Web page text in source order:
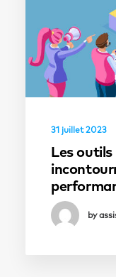
31 juillet 2023
Les outils
by